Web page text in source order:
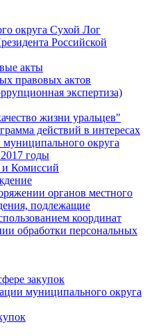
округа Сухой Лог
Российской
акты
правовых актов
экспертиза)
жизни уральцев"
действий в интересах
муниципального округа
годы
Комиссий
органов местного
подлежащие
координат
обработки персональных
закупок
муниципального округа